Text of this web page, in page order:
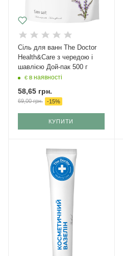
Cіль для ванн The Doctor
Health&Care з чередою і
шавлією Дой-пак 500 г
є в наявності
58,65 грн.
69,00грн. -15%
КУПИТИ